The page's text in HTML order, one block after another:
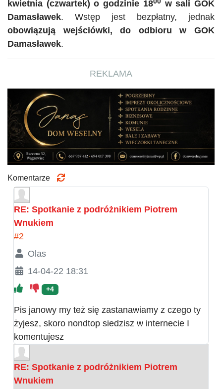
kwietnia (czwartek) o godzinie 18
w saliGOK
Damasławek. Wstęp jest bezpłatny, jednak
obowiązują wejściówki, do odbioru w GOK
Damasławek.
REKLAMA
Komentarze
RE: Spotkanie z podróżnikiem Piotrem
Wnukiem
#2
Olas
14-04-22 18:31
+4
Pis janowy my też się zastanawiamy z czego ty
żyjesz, skoro nondtop siedzisz w internecie I
komentujesz
RE: Spotkanie z podróżnikiem Piotrem
Wnukiem